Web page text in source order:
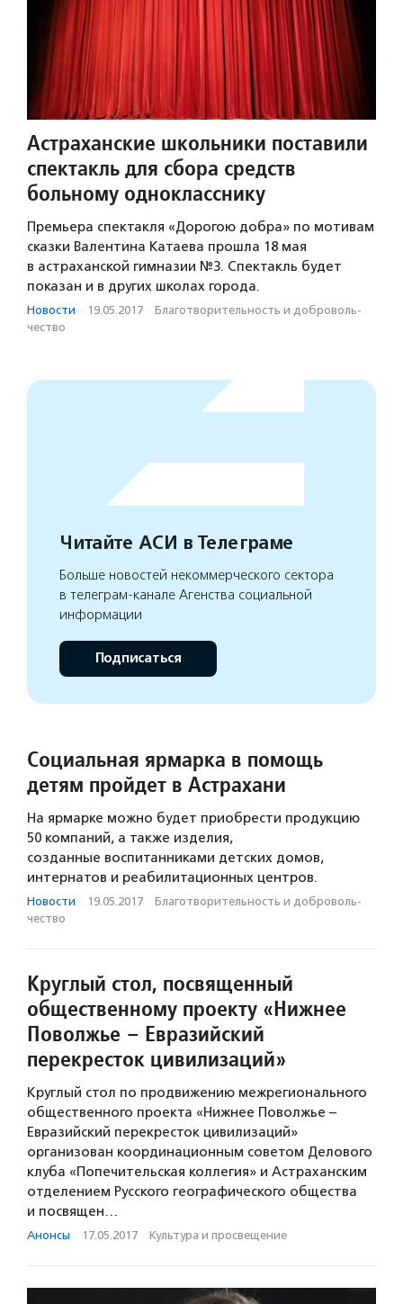
Астраханские школьники поставили
спектакль для сбора средств
больному однокласснику
Премьера спектакля «Дорогою добра» по мотивам
сказки Валентина Катаева прошла 18 мая
в астраханской гимназии №3. Спектакль будет
показан и в других школах города.
Новости · 19.05.2017 · Благотвори­тель­ность и доброволь­
чест­во
Читайте АСИ в Телеграме
Больше новостей некоммерческого сектора
в телеграм-канале Агенства социальной
информации
Подписаться
Социальная ярмарка в помощь
детям пройдет в Астрахани
На ярмарке можно будет приобрести продукцию
50 компаний, а также изделия,
созданные воспитанниками детских домов,
интернатов и реабилитационных центров.
Новости · 19.05.2017 · Благотвори­тель­ность и доброволь­
чест­во
Круглый стол, посвященный
общественному проекту «Нижнее
Поволжье – Евразийский
перекресток цивилизаций»
Круглый стол по продвижению межрегионального
общественного проекта «Нижнее Поволжье –
Евразийский перекресток цивилизаций»
организован координационным советом Делового
клуба «Попечительская коллегия» и Астраханским
отделением Русского географического общества
и посвящен…
Анонсы · 17.05.2017 · Культура и просвещение